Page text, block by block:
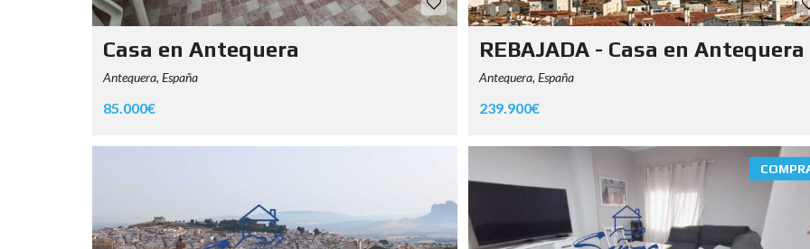
Casa en Antequera
Antequera, España
85.000€
REBAJADA - Casa en Antequera
Antequera, España
239.900€